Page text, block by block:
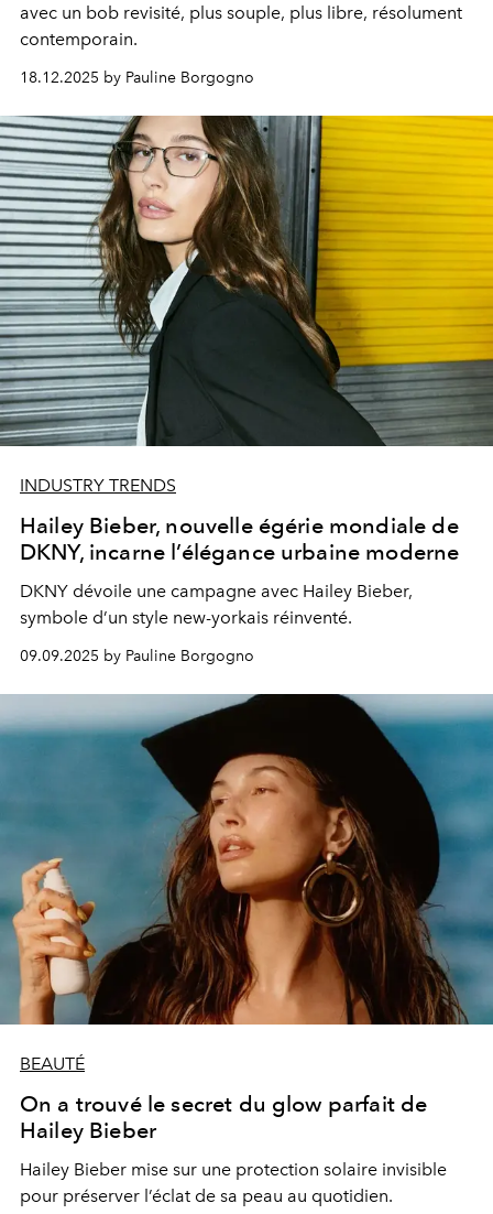
avec un bob revisité, plus souple, plus libre, résolument
contemporain.
18.12.2025 by Pauline Borgogno
INDUSTRY TRENDS
Hailey Bieber, nouvelle égérie mondiale de
DKNY, incarne l’élégance urbaine moderne
DKNY dévoile une campagne avec Hailey Bieber,
symbole d’un style new-yorkais réinventé.
09.09.2025 by Pauline Borgogno
BEAUTÉ
On a trouvé le secret du glow parfait de
Hailey Bieber
Hailey Bieber mise sur une protection solaire invisible
pour préserver l’éclat de sa peau au quotidien.